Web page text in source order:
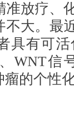
准放疗、
大。最
具有可
WNT信
的个性